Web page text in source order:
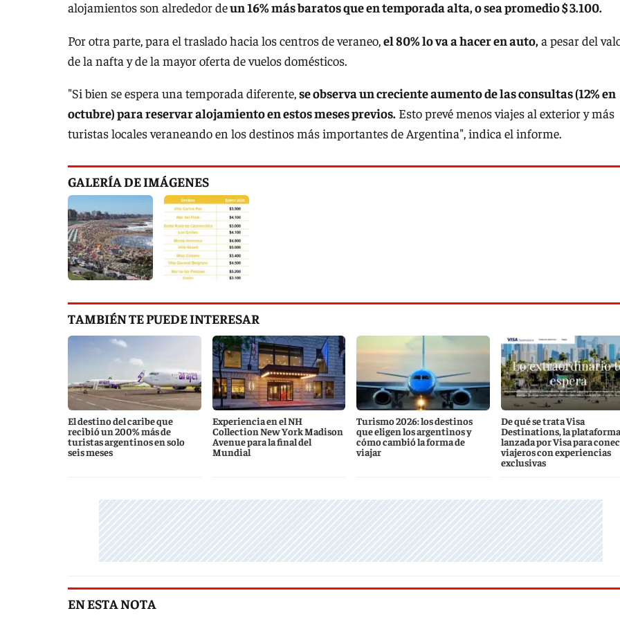
alojamientos son alrededor deun 16% más baratos que en temporada alta, o sea promedio $ 3.100.
Por otra parte, para el traslado hacia los centros de veraneo,el 80% lo va a hacer en auto,a pesar del
de la nafta y de la mayor oferta de vuelos domésticos.
"Si bien se espera una temporada diferente,se observa un creciente aumento de las consultas (12% en
octubre) para reservar alojamiento en estos meses previos. Esto prevé menos viajes al exterior y más
turistas locales veraneando en los destinos más importantes de Argentina", indica el informe.
GALERÍA DE IMÁGENES
TAMBIÉN TE PUEDE INTERESAR
El destino del caribe que
recibió un 200% más de
turistas argentinos en solo
seis meses
Experiencia en el NH
Collection New York Madison
Avenue para la final del
Mundial
Turismo 2026: los destinos
que eligen los argentinos y
cómo cambió la forma de
viajar
De qué se trata Visa
Destinations, la plataforma
lanzada por Visa para
viajeros con experiencias
exclusivas
EN ESTA NOTA